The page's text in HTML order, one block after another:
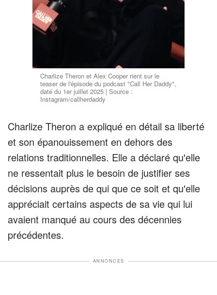
Charlize Theron et Alex Cooper rient sur le
teaser de l'épisode du podcast "Call Her Daddy",
daté du 1er juillet 2025 | Source :
Instagram/callherdaddy
Charlize Theron a expliqué en détail sa liberté
et son épanouissement en dehors des
relations traditionnelles. Elle a déclaré qu'elle
ne ressentait plus le besoin de justifier ses
décisions auprès de qui que ce soit et qu'elle
appréciait certains aspects de sa vie qui lui
avaient manqué au cours des décennies
précédentes.
ANNONCES